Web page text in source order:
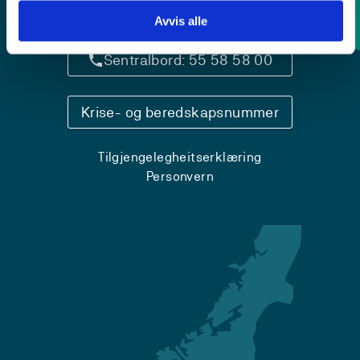
Avvis alle
Kontaktinfo og opningstider
Sentralbord: 55 58 58 00
Krise- og beredskapsnummer
Tilgjengelegheitserklæring
Personvern